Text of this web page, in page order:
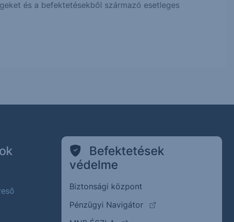
és a befektetésekből származó esetleges
Befektetések
védelme
Biztonsági központ
Pénzügyi Navigátor
(külső oldalra ugrik)